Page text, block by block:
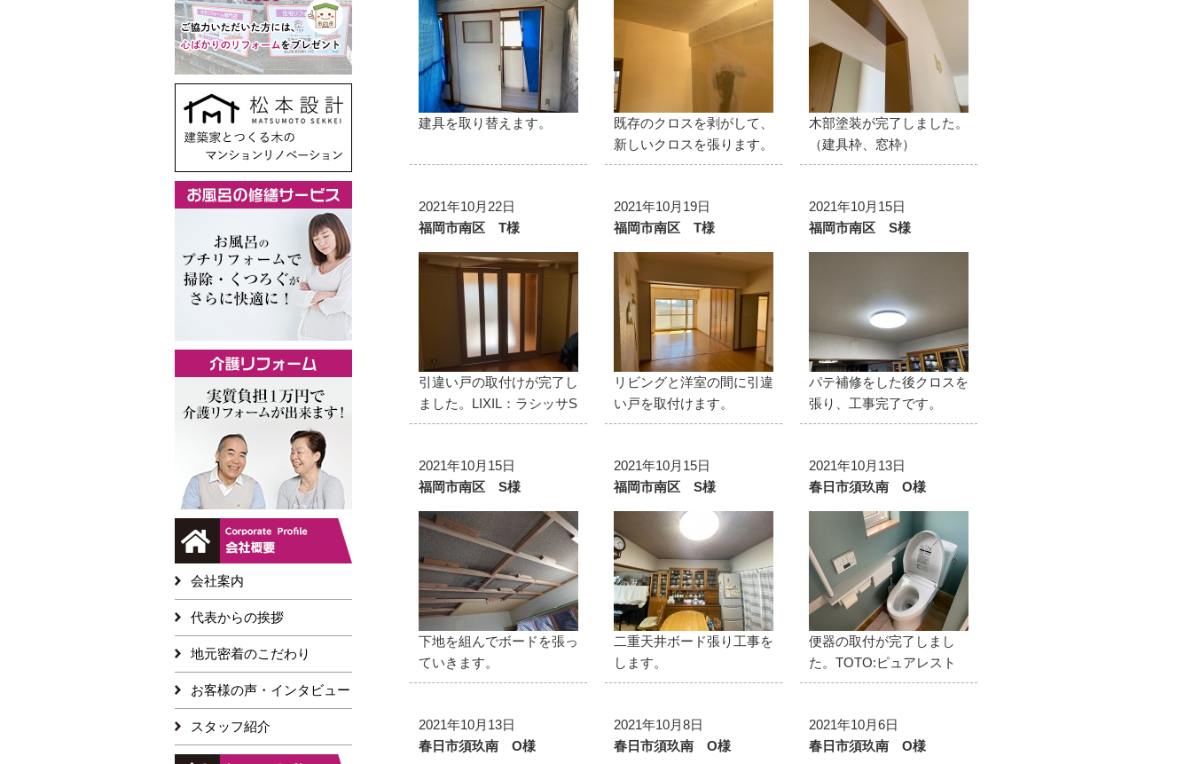
建具を取り替えます。
既存のクロスを剥がして、
新しいクロスを張ります。
木部塗装が完了しました。
（建具枠、窓枠）
2021年10月22日
福岡市南区 T様
引違い戸の取付けが完了し
ました。LIXIL：ラシッサS
2021年10月19日
福岡市南区 T様
リビングと洋室の間に引違
い戸を取付けます。
2021年10月15日
福岡市南区 S様
パテ補修をした後クロスを
張り、工事完了です。
2021年10月15日
福岡市南区 S様
下地を組んでボードを張っ
ていきます。
2021年10月15日
福岡市南区 S様
二重天井ボード張り工事を
します。
2021年10月13日
春日市須玖南 O様
便器の取付が完了しまし
た。TOTO:ピュアレスト
2021年10月13日
春日市須玖南 O様
2021年10月8日
春日市須玖南 O様
2021年10月6日
春日市須玖南 O様
会社案内
代表からの挨拶
地元密着のこだわり
お客様の声・インタビュー
スタッフ紹介